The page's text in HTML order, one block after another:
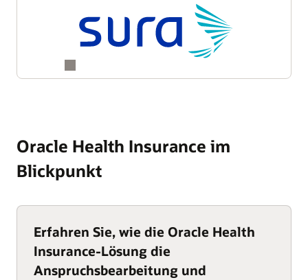
Oracle Health Insurance im
Blickpunkt
Erfahren Sie, wie die Oracle Health
Insurance-Lösung die
Anspruchsbearbeitung und